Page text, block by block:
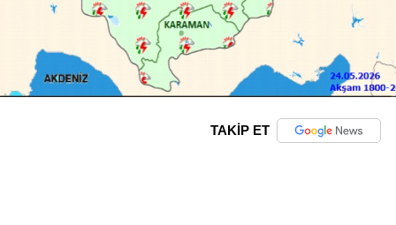
TAKİP ET